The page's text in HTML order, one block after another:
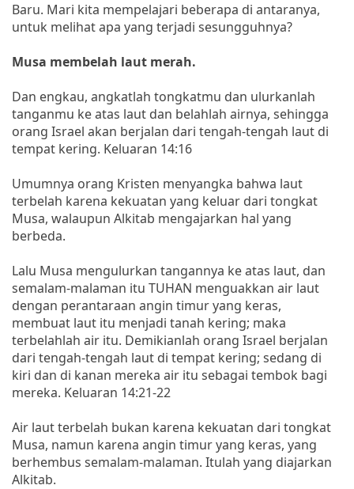
Baru. Mari kita mempelajari beberapa di antaranya,
untuk melihat apa yang terjadi sesungguhnya?
Musa membelah laut merah.
Dan engkau, angkatlah tongkatmu dan ulurkanlah
tanganmu ke atas laut dan belahlah airnya, sehingga
orang Israel akan berjalan dari tengah-tengah laut di
tempat kering. Keluaran 14:16
Umumnya orang Kristen menyangka bahwa laut
terbelah karena kekuatan yang keluar dari tongkat
Musa, walaupun Alkitab mengajarkan hal yang
berbeda.
Lalu Musa mengulurkan tangannya ke atas laut, dan
semalam-malaman itu TUHAN menguakkan air laut
dengan perantaraan angin timur yang keras,
membuat laut itu menjadi tanah kering; maka
terbelahlah air itu. Demikianlah orang Israel berjalan
dari tengah-tengah laut di tempat kering; sedang di
kiri dan di kanan mereka air itu sebagai tembok bagi
mereka. Keluaran 14:21-22
Air laut terbelah bukan karena kekuatan dari tongkat
Musa, namun karena angin timur yang keras, yang
berhembus semalam-malaman. Itulah yang diajarkan
Alkitab.